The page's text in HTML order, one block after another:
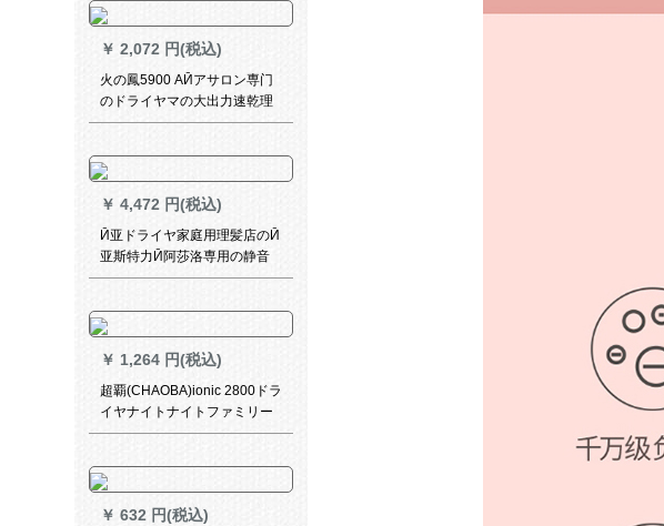
音ドララヤです。
￥ 2,072 円(税込)
火の鳳5900 AӢアサロン専门
のドライヤマの大出力速乾理
髪器冷熱風ドラヤの白
￥ 4,472 円(税込)
Ӣ亚ドライヤ家庭用理髪店のӢ
亚斯特力Ӣ阿莎洛専用の静音
ドラヤバレーサ色で、スプロ
￥ 1,264 円(税込)
超覇(CHAOBA)ionic 2800ドラ
イヤナイトナイトファミリー
用ドライヤ2000 Wパワイト
￥ 632 円(税込)